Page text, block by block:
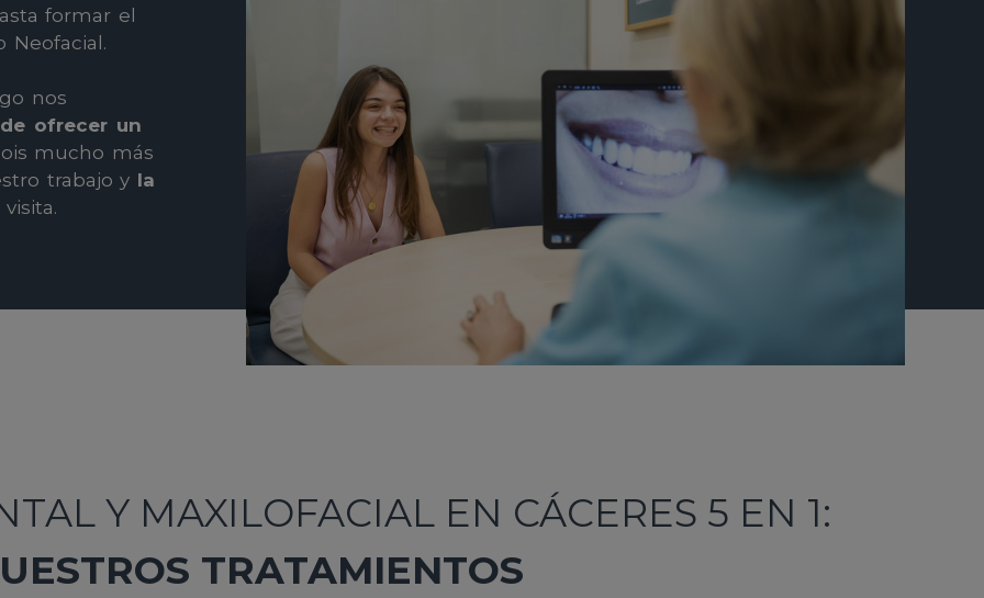
formar el
nos
ofrecer un
mucho más
trabajo y la
Y MAXILOFACIAL EN CÁCERES 5 EN 1:
TRATAMIENTOS